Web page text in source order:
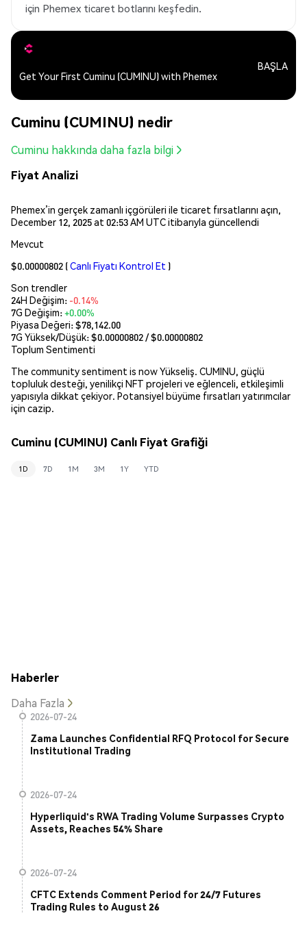
için Phemex ticaret botlarını keşfedin.
Get Your First Cuminu (CUMINU) with Phemex
BAŞLA
Cuminu (CUMINU) nedir
Cuminu hakkında daha fazla bilgi
Fiyat Analizi
Phemex’in gerçek zamanlı içgörüleri ile ticaret fırsatlarını açın,
December 12, 2025 at 02:53 AM UTC itibarıyla güncellendi
Mevcut
$0.00000802 (Canlı Fiyatı Kontrol Et )
Son trendler
24H Değişim: -0.14%
7G Değişim:+0.00%
Piyasa Değeri:$78,142.00
7G Yüksek/Düşük: $0.00000802/ $0.00000802
Toplum Sentimenti
The community sentiment is now Yükseliş. CUMINU, güçlü
topluluk desteği, yenilikçi NFT projeleri ve eğlenceli, etkileşimli
yapısıyla dikkat çekiyor. Potansiyel büyüme fırsatları yatırımcılar
için cazip.
Cuminu (CUMINU) Canlı Fiyat Grafiği
1D 7D 1M 3M 1Y YTD
Haberler
Daha Fazla
2026-07-24
Zama Launches Confidential RFQ Protocol for Secure
Institutional Trading
2026-07-24
Hyperliquid's RWA Trading Volume Surpasses Crypto
Assets, Reaches 54% Share
2026-07-24
CFTC Extends Comment Period for 24/7 Futures
Trading Rules to August 26